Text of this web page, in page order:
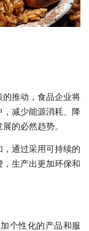
推动，食品企业将
减少能源消耗、降
的必然趋势。
通过采用可持续的
生产出更加环保和
个性化的产品和服